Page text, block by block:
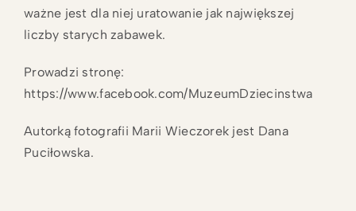
ważne jest dla niej uratowanie jak największej
liczby starych zabawek.
Prowadzi stronę:
https://www.facebook.com/MuzeumDziecinstwa
Autorką fotografii Marii Wieczorek jest Dana
Puciłowska.